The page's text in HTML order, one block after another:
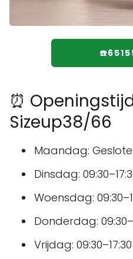
⏰
Sizeup38/66
Maandag:
Dinsdag:
Woensdag:
Donderdag:
Vrijdag: 09:30–17:30